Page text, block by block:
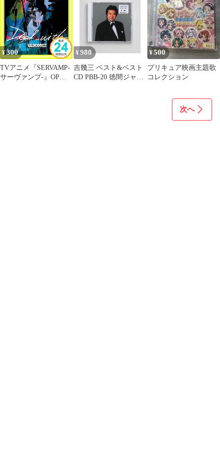
ニバス / KS Create
¥300
TVアニメ『SERVAMP-
サーヴァンプ-』OP主
¥ 980
吉幾三 ベスト&ベスト
CD PBB-20 徳間ジャパ
¥500
プリキュア映画主題歌
コレクション
次へ